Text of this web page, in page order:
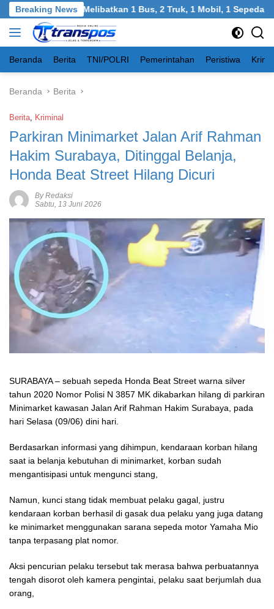
Langsung
ke
konten
Breaking News
Bangkalan: Melibatkan 1 Bus, 2 Truk, 1 Mobil, 1 Sepeda Motor
Beranda Berita TNI/POLRI Pemerintahan Peristiwa
Beranda Berita
Berita, Kriminal
Parkiran Minimarket Jalan Arif Rahman
Hakim Surabaya, Ditinggal Belanja,
Honda Beat Street Hilang Dicuri
By Redaksi
Sabtu, 13 Juni 2026
SURABAYA – sebuah sepeda Honda Beat Street warna silver
tahun 2020 Nomor Polisi N 3857 MK dikabarkan hilang di parkiran
Minimarket kawasan Jalan Arif Rahman Hakim Surabaya, pada
hari Selasa (09/06) dini hari.
Berdasarkan informasi yang dihimpun, kendaraan korban hilang
saat ia belanja kebutuhan di minimarket, korban sudah
mengantisipasi untuk mengunci stang,
Namun, kunci stang tidak membuat pelaku gagal, justru
kendaraan korban berhasil di gasak dua pelaku yang juga datang
ke minimarket menggunakan sarana sepeda motor Yamaha Mio
tanpa terpasang plat nomor.
Aksi pencurian pelaku tersebut tak merasa bahwa perbuatannya
tengah disorot oleh kamera pengintai, pelaku saat berjumlah dua
orang,